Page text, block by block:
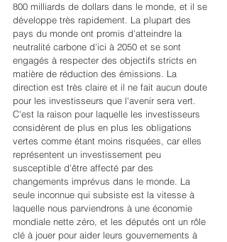
800 milliards de dollars dans le monde, et il se
développe très rapidement. La plupart des
pays du monde ont promis d'atteindre la
neutralité carbone d'ici à 2050 et se sont
engagés à respecter des objectifs stricts en
matière de réduction des émissions. La
direction est très claire et il ne fait aucun doute
pour les investisseurs que l'avenir sera vert.
C'est la raison pour laquelle les investisseurs
considèrent de plus en plus les obligations
vertes comme étant moins risquées, car elles
représentent un investissement peu
susceptible d'être affecté par des
changements imprévus dans le monde. La
seule inconnue qui subsiste est la vitesse à
laquelle nous parviendrons à une économie
mondiale nette zéro, et les députés ont un rôle
clé à jouer pour aider leurs gouvernements à